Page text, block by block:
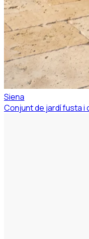
Siena
Conjunt de jardí fusta